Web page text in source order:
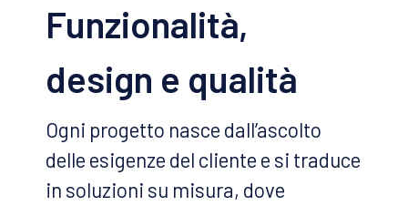
Funzionalità,
design e qualità
Ogni progetto nasce dall’ascolto
delle esigenze del cliente e si traduce
in soluzioni su misura, dove